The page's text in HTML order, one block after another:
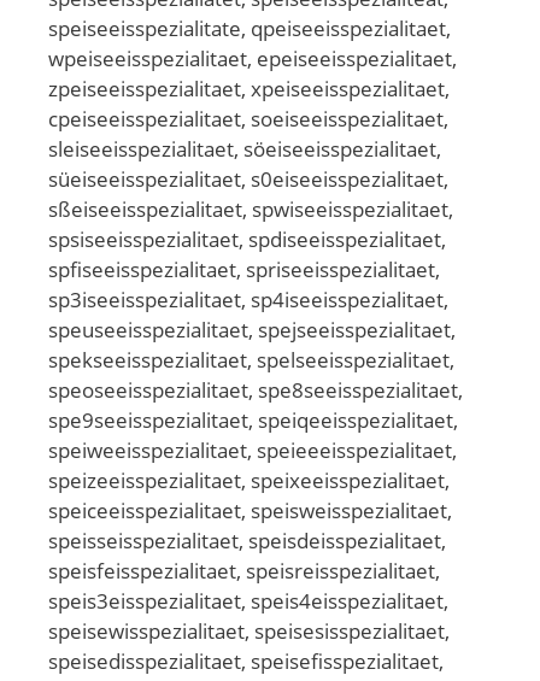
speiseeisspezialitate, qpeiseeisspezialitaet,
wpeiseeisspezialitaet, epeiseeisspezialitaet,
zpeiseeisspezialitaet, xpeiseeisspezialitaet,
cpeiseeisspezialitaet, soeiseeisspezialitaet,
sleiseeisspezialitaet, söeiseeisspezialitaet,
süeiseeisspezialitaet, s0eiseeisspezialitaet,
sßeiseeisspezialitaet, spwiseeisspezialitaet,
spsiseeisspezialitaet, spdiseeisspezialitaet,
spfiseeisspezialitaet, spriseeisspezialitaet,
sp3iseeisspezialitaet, sp4iseeisspezialitaet,
speuseeisspezialitaet, spejseeisspezialitaet,
spekseeisspezialitaet, spelseeisspezialitaet,
speoseeisspezialitaet, spe8seeisspezialitaet,
spe9seeisspezialitaet, speiqeeisspezialitaet,
speiweeisspezialitaet, speieeeisspezialitaet,
speizeeisspezialitaet, speixeeisspezialitaet,
speiceeisspezialitaet, speisweisspezialitaet,
speisseisspezialitaet, speisdeisspezialitaet,
speisfeisspezialitaet, speisreisspezialitaet,
speis3eisspezialitaet, speis4eisspezialitaet,
speisewisspezialitaet, speisesisspezialitaet,
speisedisspezialitaet, speisefisspezialitaet,